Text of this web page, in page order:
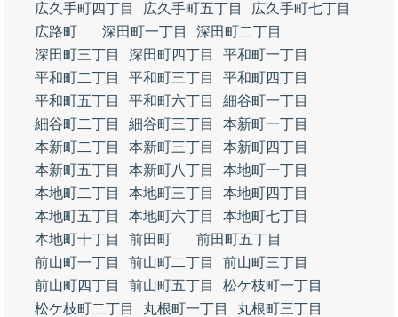
広久手町四丁目
広久手町五丁目
広久手町七丁目
広路町
深田町一丁目
深田町二丁目
深田町三丁目
深田町四丁目
平和町一丁目
平和町二丁目
平和町三丁目
平和町四丁目
平和町五丁目
平和町六丁目
細谷町一丁目
細谷町二丁目
細谷町三丁目
本新町一丁目
本新町二丁目
本新町三丁目
本新町四丁目
本新町五丁目
本新町八丁目
本地町一丁目
本地町二丁目
本地町三丁目
本地町四丁目
本地町五丁目
本地町六丁目
本地町七丁目
本地町十丁目
前田町
前田町五丁目
前山町一丁目
前山町二丁目
前山町三丁目
前山町四丁目
前山町五丁目
松ケ枝町一丁目
松ケ枝町二丁目
丸根町一丁目
丸根町三丁目